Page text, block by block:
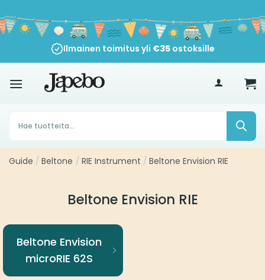
sisältöön
Ilmainen toimitus yli €35ostoksille
Products
search
Guide / Beltone / RIE Instrument / Beltone Envision RIE
Beltone Envision RIE
Beltone Envision
microRIE 62S